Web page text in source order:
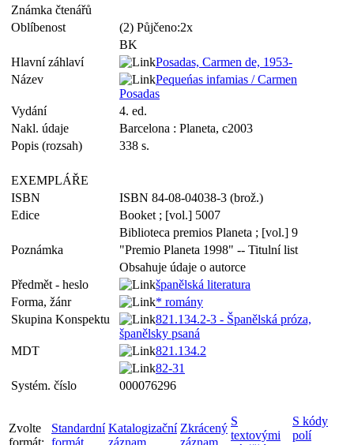
Známka čtenářů
Oblíbenost
(2) Půjčeno:2x
BK
Hlavní záhlaví
Posadas, Carmen de, 1953-
Název
Pequeńas infamias / Carmen
Posadas
Vydání
4. ed.
Nakl. údaje
Barcelona : Planeta, c2003
Popis (rozsah)
338 s.
EXEMPLÁŘE
ISBN
ISBN 84-08-04038-3 (brož.)
Edice
Booket ; [vol.] 5007
Biblioteca premios Planeta ; [vol.] 9
Poznámka
"Premio Planeta 1998" -- Titulní list
Obsahuje údaje o autorce
Předmět - heslo
španělská literatura
Forma, žánr
* romány
Skupina Konspektu
821.134.2-3 - Španělská próza,
španělsky psaná
MDT
821.134.2
82-31
Systém. číslo
000076296
Zvolte
formát:
Standardní
formát
Katalogizační
záznam
Zkrácený
záznam
S
textovými
S kódy
polí